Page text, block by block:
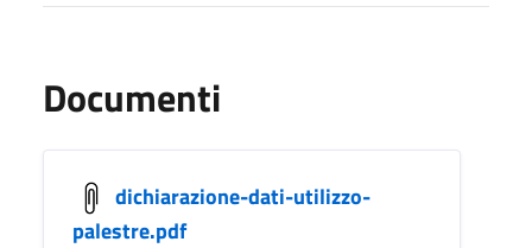
Documenti
dichiarazione-dati-utilizzo-
palestre.pdf